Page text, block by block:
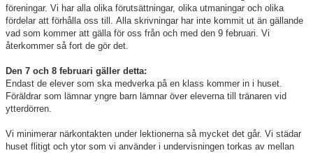
Blogg
föreningar. Vi har alla olika förutsättningar, olika utmaningar och olika
fördelar att förhålla oss till. Alla skrivningar har inte kommit ut än gällande
vad som kommer att gälla för oss från och med den 9 februari. Vi
återkommer så fort de gör det.
Den 7 och 8 februari gäller detta:
Endast de elever som ska medverka på en klass kommer in i huset.
Föräldrar som lämnar yngre barn lämnar över eleverna till tränaren vid
ytterdörren.
Vi minimerar närkontakten under lektionerna så mycket det går. Vi städar
huset flitigt och ytor som vi använder i undervisningen torkas av mellan